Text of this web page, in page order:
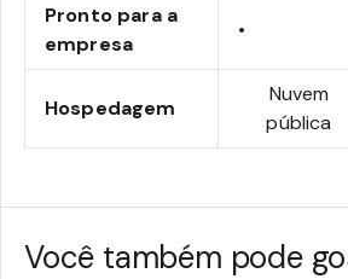
Pronto para a
empresa
•
Hospedagem
Nuvem
pública
Você também pode